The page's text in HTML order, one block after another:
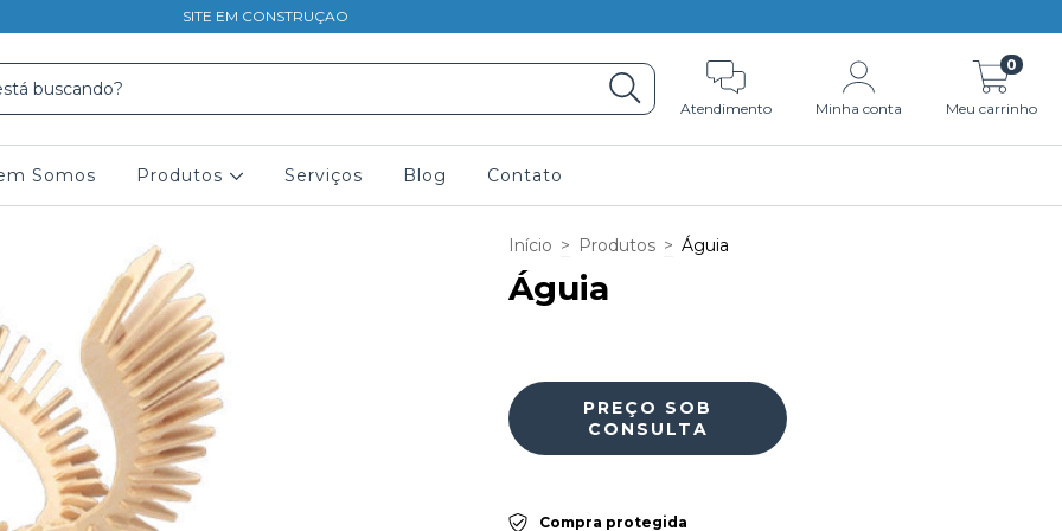
SITE EM CONSTRUÇAO
Atendimento Minha conta Meu carrinho
0
Somos Produtos Serviços Blog Contato
Início > Produtos > Águia
Águia
Compra protegida